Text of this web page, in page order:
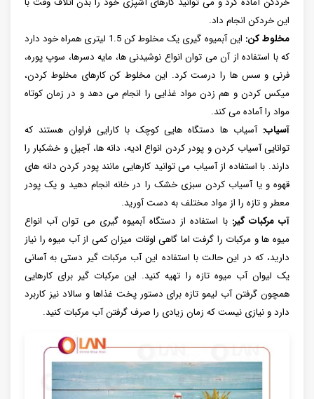
این خردکن انجام داد.
مخلوط کن:
این آبمیوه گیری یک مخلوط کن 1.5 لیتری همراه خود دارد
که با استفاده از آن می توان انواع نوشیدنی ها، مایه دسرها، سوپ پوره،
فرنی و سس ها را درست کرد. این مخلوط کن کارهای مخلوط کردن،
میکس کردن و هم زدن مواد غذایی را انجام می دهد و در زمان کوتاه
مواد را آماده می کند.
آسیاب: آسیاب ها دستگاه هایی کوچک با کارایی فراوان هستند که
توانایی آسیاب کردن و پودر کردن انواع ادیه، دانه ها، آجیل و خشکبار را
دارند. با استفاده از آسیاب می توانید کارهایی مانند پودر کردن دانه های
قهوه و یا آسیاب کردن سبزی خشک را در خانه انجام دهید و یک پودر
معطر و تازه را از مواد مختلف به دست آورید.
آب مرکبات گیر: با استفاده از دستگاه آبمیوه گیری می توان آب انواع
میوه ها و مرکبات را گرفت اما گاهی اوقات میزان کمی از آب میوه را نیاز
دارید، که در این حالت با استفاده این آب مرکبات گیر دستی به آسانی
یک لیوان آب میوه تازه را تهیه کنید. این مرکبات گیر برای کارهایی
همچون گرفتن آب لیمو تازه برای دستور پخت غذاها و سالاد نیز کاربرد
دارد و نیازی نیست که زمان زیادی را صرف گرفتن آب مرکبات کنید.